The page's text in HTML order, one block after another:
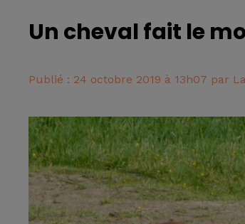
Un cheval fait le
Publié : 24 octobre 2019 à 13h07 par